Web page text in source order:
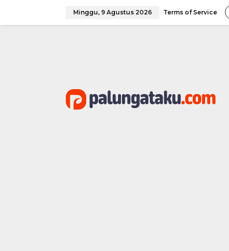
Minggu, 9 Agustus 2026 Terms of Service